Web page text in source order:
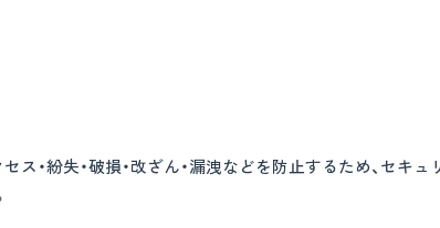
・紛失・破損・改ざん・漏洩などを防止するため、セキ